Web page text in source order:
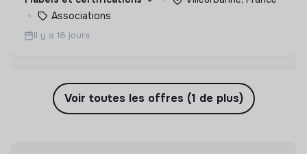
futures.
Associations
Il y a 16 jours
Voir toutes les offres (1 de plus)